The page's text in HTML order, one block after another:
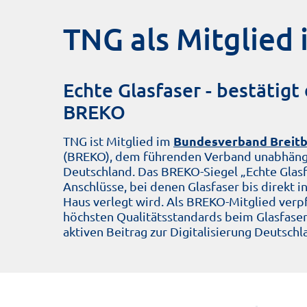
TNG als Mitglied
Echte Glasfaser - bestätigt
BREKO
TNG ist Mitglied im Bundesverband
(BREKO), dem führenden Verband
Deutschland. Das BREKO-Siegel „Echte
Anschlüsse, bei denen Glasfaser bis direkt
Haus verlegt wird. Als BREKO-Mitglied
höchsten Qualitätsstandards beim
aktiven Beitrag zur Digitalisierung